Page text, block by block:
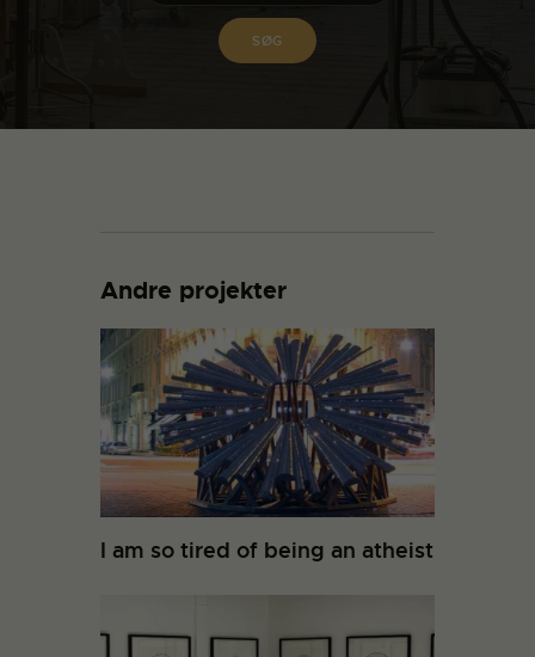
Andre projekter
I am so tired of being an atheist